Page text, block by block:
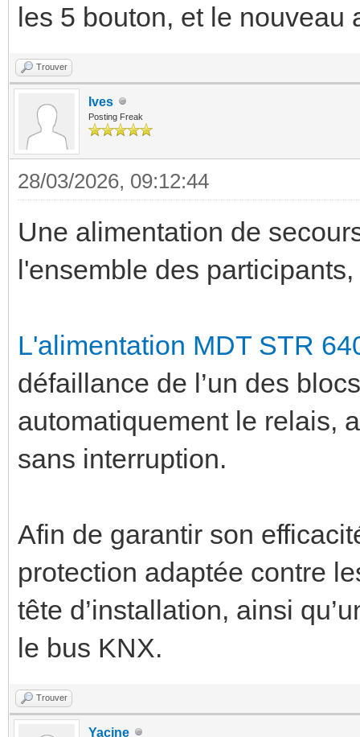
les 5 bouton, et le nouveau
Trouver
Ives
Posting Freak
28/03/2026, 09:12:44
Une alimentation de
l'ensemble des
L'alimentation MDT STR
défaillance de l’un des
automatiquement le relais,
sans interruption.
Afin de garantir son
protection adaptée contre
tête d’installation, ainsi
le bus KNX.
Trouver
Yacine